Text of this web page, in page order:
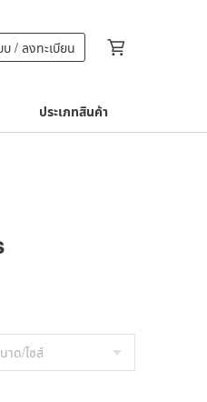
บ / ลงทะเบียน
ประเภทสินค้า